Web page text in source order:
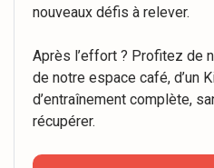
nouveaux défis à relever.
Après l’effort ? Profitez de
de notre espace café, d’un
d’entraînement complète,
récupérer.